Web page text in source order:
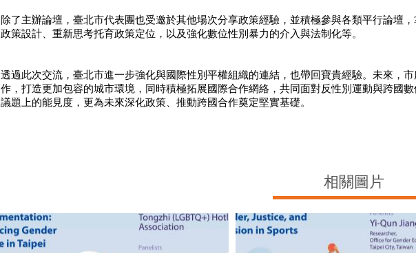
除了主辦論壇，臺北市代表團也受邀於其他場次分享政策經驗，並積極參與各類平行論壇
政策設計、重新思考托育政策定位，以及強化數位性別暴力的介入與法制化等。
透過此次交流，臺北市進一步強化與國際性別平權組織的連結，也帶回寶貴經驗。未來，
作，打造更加包容的城市環境，同時積極拓展國際合作網絡，共同面對反性別運動與跨國
議題上的能見度，更為未來深化政策、推動跨國合作奠定堅實基礎。
相關圖片